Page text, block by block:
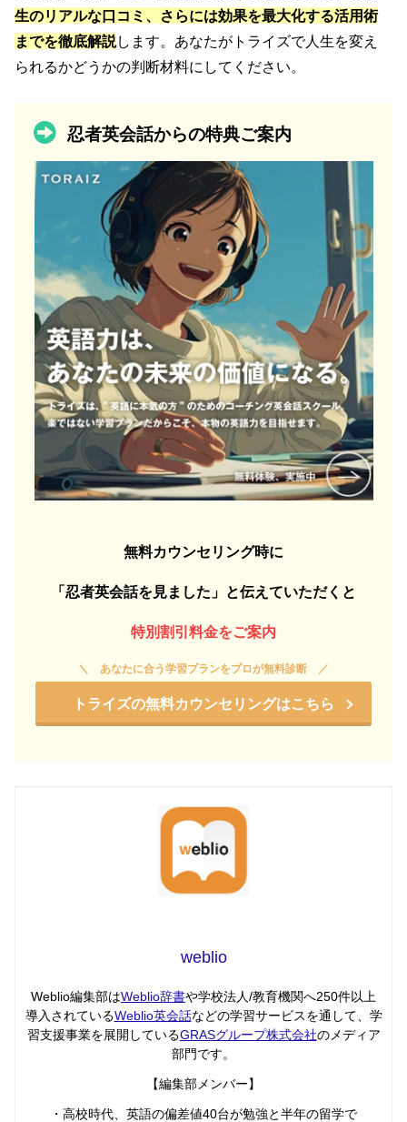
生のリアルな口コミ、さらには効果を最大化する活用術
までを徹底解説します。あなたがトライズで人生を変え
られるかどうかの判断材料にしてください。
忍者英会話からの特典ご案内
無料カウンセリング時に
「忍者英会話を見ました」と伝えていただくと
特別割引料金をご案内
あなたに合う学習プランをプロが無料診断
トライズの無料カウンセリングはこちら
weblio
Weblio編集部はWeblio辞書や学校法人/教育機関へ250件以上
導入されているWeblio英会話などの学習サービスを通して、学
習支援事業を展開しているGRASグループ株式会社のメディア
部門です。
【編集部メンバー】
・高校時代、英語の偏差値40台が勉強と半年の留学で